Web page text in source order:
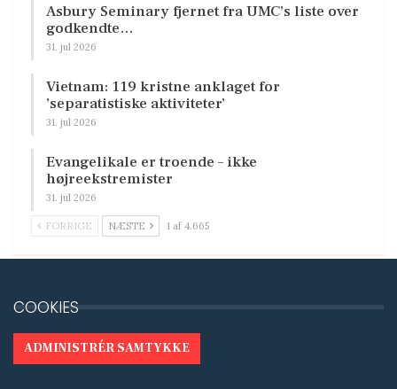
Asbury Seminary fjernet fra UMC’s liste over
godkendte…
31. jul 2026
Vietnam: 119 kristne anklaget for
’separatistiske aktiviteter’
31. jul 2026
Evangelikale er troende – ikke
højreekstremister
31. jul 2026
FORRIGE NÆSTE 1 af 4.665
COOKIES
ADMINISTRÉR SAMTYKKE